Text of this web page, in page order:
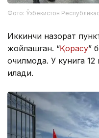
Фото: Ўзбекистон
Иккинчи назорат
жойлашган. “Қорасу”
очилмоқда. У кунига
қилади.